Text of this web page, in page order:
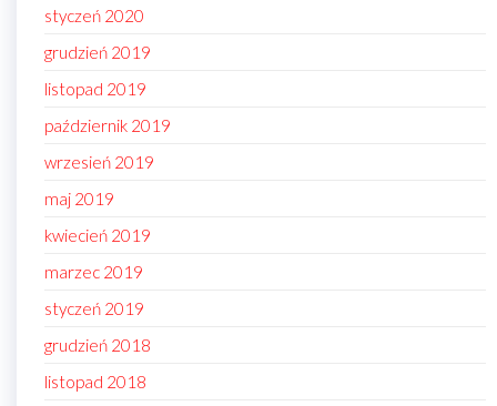
styczeń 2020
grudzień 2019
listopad 2019
październik 2019
wrzesień 2019
maj 2019
kwiecień 2019
marzec 2019
styczeń 2019
grudzień 2018
listopad 2018